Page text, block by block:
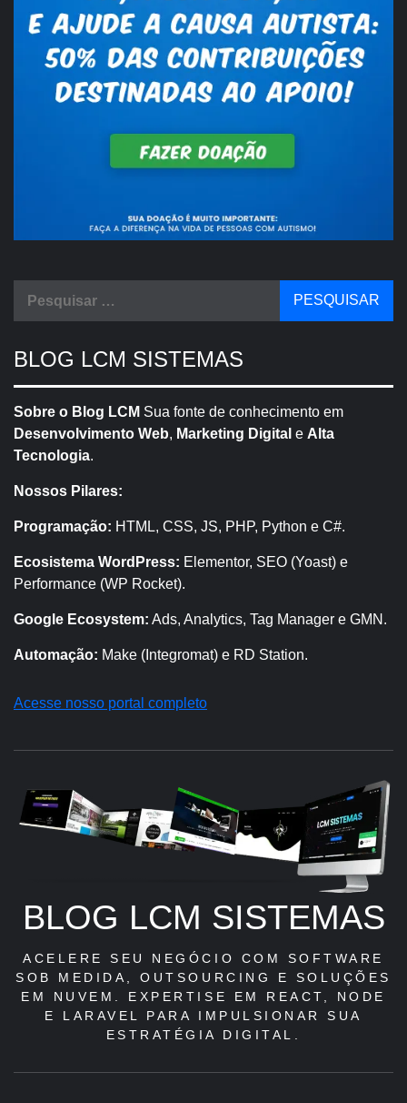
BLOG LCM SISTEMAS
Sobre o Blog LCM Sua fonte de conhecimento em
Desenvolvimento Web, Marketing Digital e Alta
Tecnologia.
Nossos Pilares:
Programação: HTML, CSS, JS, PHP, Python e C#.
Ecosistema WordPress: Elementor, SEO (Yoast) e
Performance (WP Rocket).
Google Ecosystem: Ads, Analytics, Tag Manager e GMN.
Automação: Make (Integromat) e RD Station.
Acesse nosso portal completo
BLOG LCM SISTEMAS
ACELERE SEU NEGÓCIO COM SOFTWARE
SOB MEDIDA, OUTSOURCING E SOLUÇÕES
EM NUVEM. EXPERTISE EM REACT, NODE
E LARAVEL PARA IMPULSIONAR SUA
ESTRATÉGIA DIGITAL.